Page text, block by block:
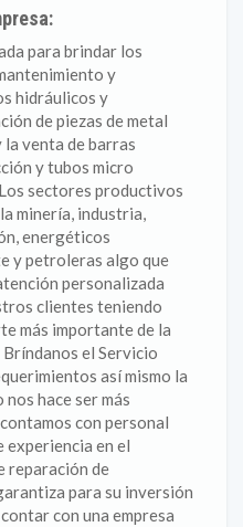
para brindar los
y
hidráulicos y
de piezas de metal
la venta de barras
y tubos micro
sectores productivos
minería, industria,
energéticos
y petroleras algo que
personalizada
clientes teniendo
más importante de la
el Servicio
así mismo la
hace ser más
con personal
experiencia en el
reparación de
para su inversión
con una empresa